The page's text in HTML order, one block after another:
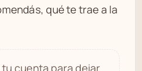
qué te trae a la
cuenta para dejar